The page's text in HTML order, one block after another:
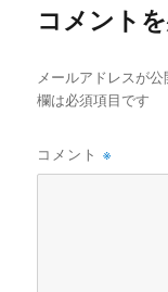
コメント
メールアドレスが公
欄は必須項目です
コメント※